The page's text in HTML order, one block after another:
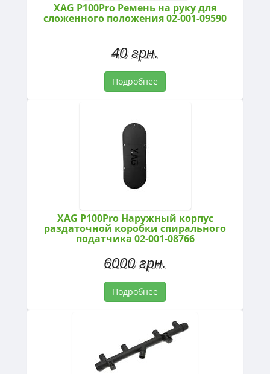
XAG P100Pro Ремень на руку для
сложенного положения 02-001-09590
40 грн.
Подробнее
XAG P100Pro Наружный корпус
раздаточной коробки спирального
податчика 02-001-08766
6000 грн.
Подробнее